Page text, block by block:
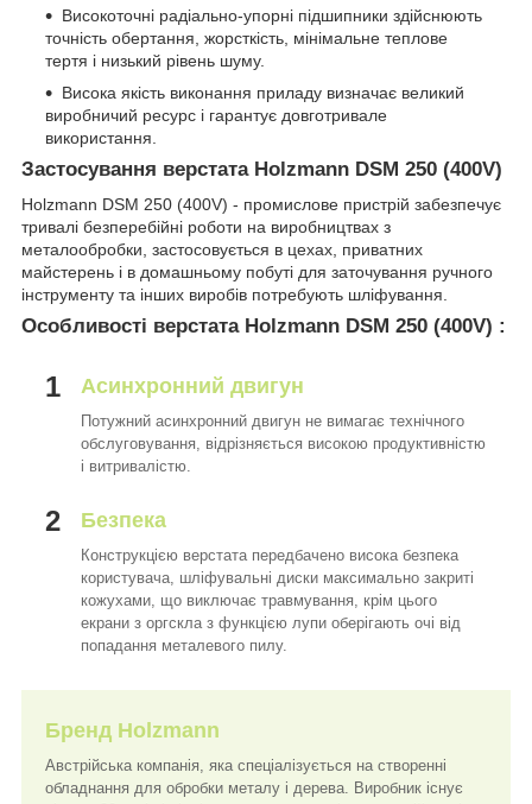
Високоточні радіально-упорні підшипники здійснюють
точність обертання, жорсткість, мінімальне теплове
тертя і низький рівень шуму.
Висока якість виконання приладу визначає великий
виробничий ресурс і гарантує довготривале
використання.
Застосування верстата Holzmann DSM 250 (400V)
Holzmann DSM 250 (400V) - промислове пристрій забезпечує
тривалі безперебійні роботи на виробництвах з
металообробки, застосовується в цехах, приватних
майстерень і в домашньому побуті для заточування ручного
інструменту та інших виробів потребують шліфування.
Особливості верстата Holzmann DSM 250 (400V) :
1 Асинхронний двигун
Потужний асинхронний двигун не вимагає технічного
обслуговування, відрізняється високою продуктивністю
і витривалістю.
2 Безпека
Конструкцією верстата передбачено висока безпека
користувача, шліфувальні диски максимально закриті
кожухами, що виключає травмування, крім цього
екрани з оргскла з функцією лупи оберігають очі від
попадання металевого пилу.
Бренд Holzmann
Австрійська компанія, яка спеціалізується на створенні
обладнання для обробки металу і дерева. Виробник існує